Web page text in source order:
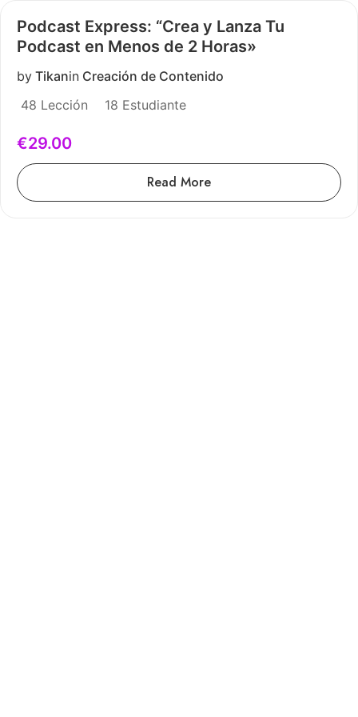
Podcast Express: “Crea y Lanza Tu
Podcast en Menos de 2 Horas»
by Tikanin Creación de Contenido
48 Lección
18 Estudiante
€29.00
Read More